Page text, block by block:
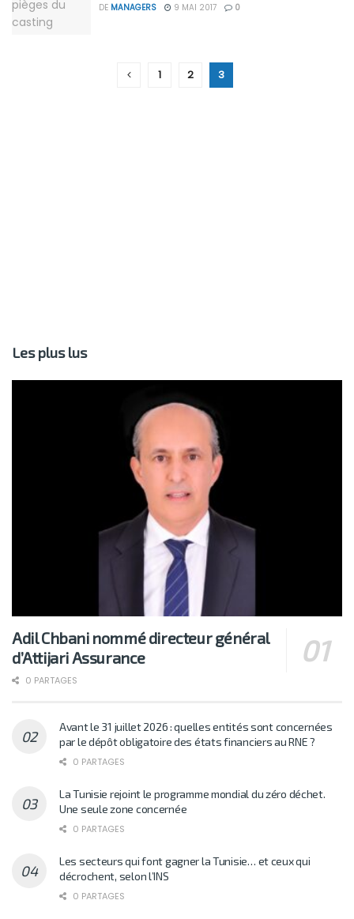
DE MANAGERS 9 MAI 2017 0
1 2 3
Les plus lus
Adil Chbani nommé directeur général
d’Attijari Assurance
0 PARTAGES
Avant le 31 juillet 2026 : quelles entités sont concernées
par le dépôt obligatoire des états financiers au RNE ?
0 PARTAGES
La Tunisie rejoint le programme mondial du zéro déchet.
Une seule zone concernée
0 PARTAGES
Les secteurs qui font gagner la Tunisie… et ceux qui
décrochent, selon l’INS
0 PARTAGES